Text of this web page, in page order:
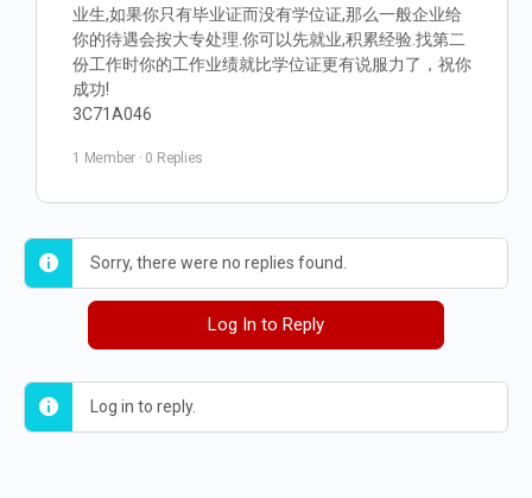
业生,如果你只有毕业证而没有学位证,那么一般企业给
你的待遇会按大专处理.你可以先就业,积累经验.找第二
份工作时你的工作业绩就比学位证更有说服力了，祝你
成功!
3C71A046
1 Member · 0 Replies
Sorry, there were no replies found.
Log In to Reply
Log in to reply.